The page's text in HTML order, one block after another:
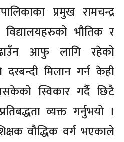
प्रमुख रामचन्द्र
भौतिक र
आफु लागि रहेको
मिलान गर्न केही
स्विकार गर्दै छिटै
व्यक्त गर्नुभयो ।
वौद्धिक वर्ग भएकाले